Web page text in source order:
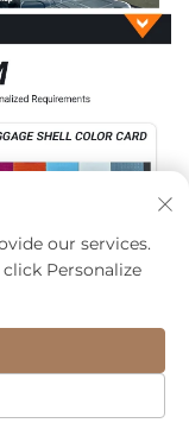
our services.
Personalize